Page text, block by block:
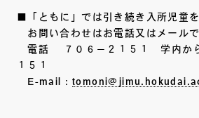
■「ともに」では引き続き入所児童
お問い合わせはお電話又はメールで
電話 ７０６－２１５１ 学内から
１５１
E-mail：